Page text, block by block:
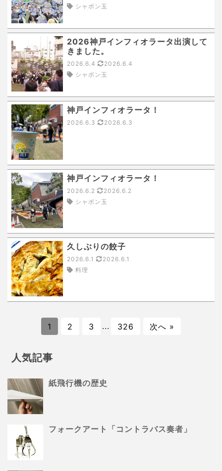
シャボン玉
2026神戸インフィオラータ出演して
きました。
2026.6.4
2026.6.4
シャボン玉
神戸インフィオラータ！
2026.6.3 2026.6.3
神戸インフィオラータ！
2026.6.2
2026.6.2
シャボン玉
久しぶりの餃子
2026.6.1
2026.6.1
料理
1 2 3 ... 326 次へ »
人気記事
紙飛行機の歴史
フォークアート「コントラバス奏者」